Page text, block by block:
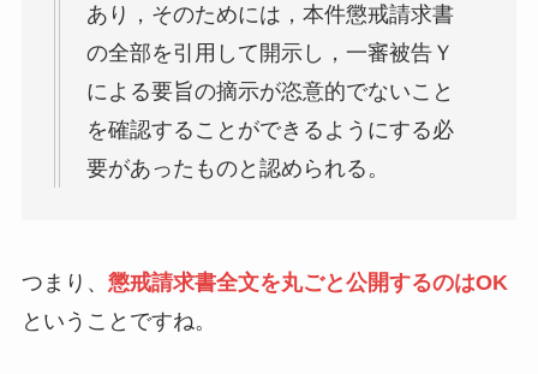
あり，そのためには，本件懲戒請求書
の全部を引用して開示し，一審被告Ｙ
による要旨の摘示が恣意的でないこと
を確認することができるようにする必
要があったものと認められる。
つまり、 懲戒請求書全文を丸ごと公開するのはOK
ということですね。